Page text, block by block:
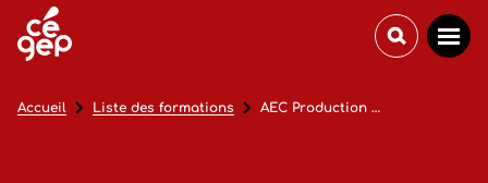
Accueil Liste des formations AEC Production maraîchère biologique (RAC)